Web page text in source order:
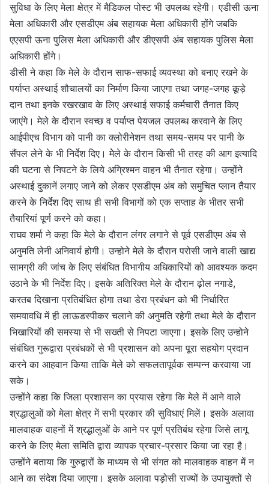
सुविधा के लिए मेला क्षेत्र में मैडिकल पोस्ट भी उपलब्ध रहेगी। एडीसी ऊना
मेला अधिकारी और एसडीएम अंब सहायक मेला अधिकारी होंगे जबकि
एएसपी ऊना पुलिस मेला अधिकारी और डीएसपी अंब सहायक पुलिस मेला
अधिकारी होंगे।
डीसी ने कहा कि मेले के दौरान साफ-सफाई व्यवस्था को बनाए रखने के
पर्याप्त अस्थाई शौचालयों का निर्माण किया जाएगा तथा जगह-जगह कूड़े
दान तथा इनके रखरखाव के लिए अस्थाई सफाई कर्मचारी तैनात किए
जाएंगे। मेले के दौरान स्वच्छ व पर्याप्त पेयजल उपलब्ध करवाने के लिए
आईपीएच विभाग को पानी का क्लोरीनेशन तथा समय-समय पर पानी के
सैंपल लेने के भी निर्देश दिए। मेेले के दौरान किसी भी तरह की आग इत्यादि
की घटना से निपटने के लिये अग्रिश्मन वाहन भी तैनात रहेगा। उन्होंने
अस्थाई दुकानें लगाए जाने को लेकर एसडीएम अंब को समुचित प्लान तैयार
करने के निर्देश दिए साथ ही सभी विभागों को एक सप्ताह के भीतर सभी
तैयारियां पूर्ण करने को कहा।
राघव शर्मा ने कहा कि मेले के दौरान लंगर लगाने से पूर्व एसडीएम अंब से
अनुमति लेनी अनिवार्य होगी। उन्होने मेले के दौरान परोसी जाने वाली खाद्य
सामग्री की जांच के लिए संबंधित विभागीय अधिकारियों को आवश्यक कदम
उठाने के भी निर्देश दिए। इसके अतिरिक्त मेले के दौरान ढ़ोल नगाडे,
करतब दिखाना प्रतिबंधित होगा तथा डेरा प्रबंधन को भी निर्धारित
समयावधि में ही लाऊडस्पीकर चलाने की अनुमति रहेगी तथा मेले के दौरान
भिखारियों की समस्या से भी सख्ती से निपटा जाएगा। इसके लिए उन्होने
संबंधित गुरूद्वारा प्रबंधकों से भी प्रशासन को अपना पूरा सहयोग प्रदान
करने का आहवान किया ताकि मेले को सफलतापूर्वक सम्पन्न करवाया जा
सके।
उन्होंने कहा कि जिला प्रशासन का प्रयास रहेगा कि मेले में आने वाले
श्रद्धालुओं को मेला क्षेत्र में सभी प्रकार की सुविधाएं मिलें। इसके अलावा
मालवाहक वाहनों में श्रद्धालुओं के आने पर पूर्ण प्रतिबंध रहेगा जिसे लागू
करने के लिए मेला समिति द्वारा व्यापक प्रचार-प्रसार किया जा रहा है।
उन्होंने बताया कि गुरुद्वारों के माध्यम से भी संगत को मालवाहक वाहन में न
आने का संदेश दिया जाएगा। इसके अलावा पड़ोसी राज्यों के उपायुक्तों से